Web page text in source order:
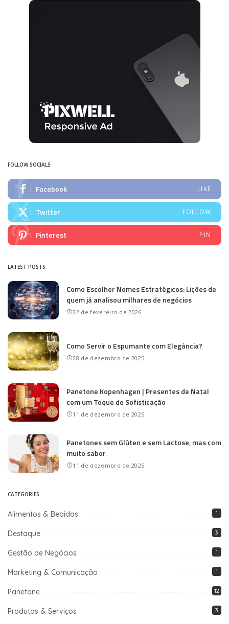
FOLLOW SOCIALS
Facebook LIKE
Twitter FOLLOW
Pinterest PIN
LATEST POSTS
Como Escolher Nomes Estratégicos: Lições de
quem já analisou milhares de negócios
22 de fevereiro de 2026
Como Servir o Espumante com Elegância?
28 de dezembro de 2025
Panetone Kopenhagen | Presentes de Natal
com um Toque de Sofisticação
11 de dezembro de 2025
Panetones sem Glúten e sem Lactose, mas com
muito sabor
11 de dezembro de 2025
CATEGORIES
Alimentos & Bebidas 1
Destaque 3
Gestão de Negócios 1
Marketing & Comunicação 1
Panetone 12
Produtos & Serviços 3